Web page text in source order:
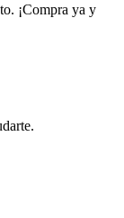
¡Compra ya y